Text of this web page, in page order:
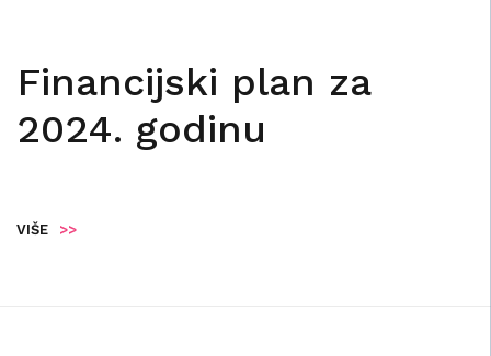
Financijski plan za
2024. godinu
VIŠE >>